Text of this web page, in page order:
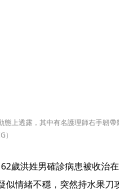
態上透露，其中有名護理師右手韌帶
歲洪姓男確診病患被收治
情緒不穩，突然持水果刀